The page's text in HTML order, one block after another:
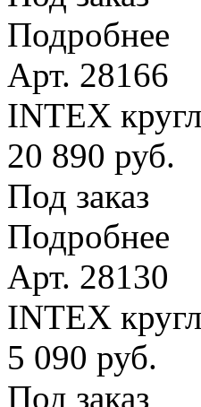
Подробнее
Арт. 28166
INTEX
20 890 руб.
Под заказ
Подробнее
Арт. 28130
INTEX
5 090 руб.
Под заказ